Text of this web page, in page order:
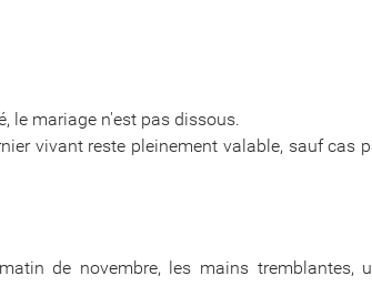
le mariage n'est pas dissous.
vivant reste pleinement valable, sauf cas
de novembre, les mains tremblantes,